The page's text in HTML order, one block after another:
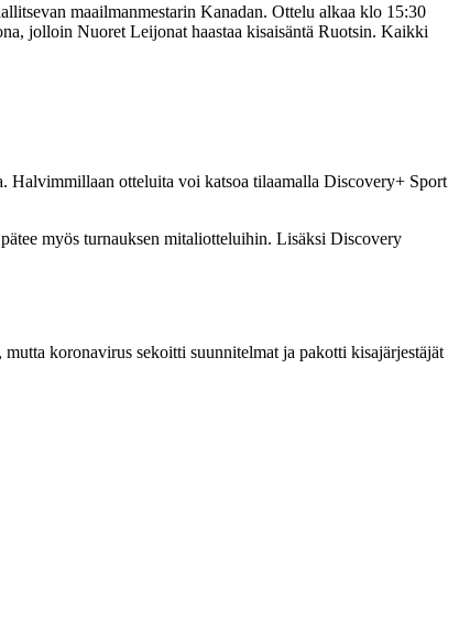
maailmanmestarin Kanadan. Ottelu alkaa klo 15:30
jolloin Nuoret Leijonat haastaa kisaisäntä Ruotsin. Kaikki
Halvimmillaan otteluita voi katsoa tilaamalla Discovery+ Sport
myös turnauksen mitaliotteluihin. Lisäksi Discovery
koronavirus sekoitti suunnitelmat ja pakotti kisajärjestäjät